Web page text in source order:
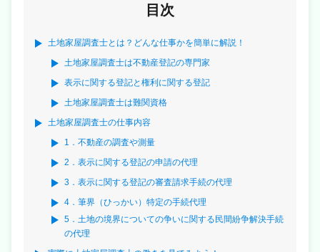
目次
土地家屋調査士とは？どんな仕事かを簡単に解説！
土地家屋調査士は不動産登記の専門家
表示に関する登記と権利に関する登記
土地家屋調査士は難関資格
土地家屋調査士の仕事内容
1．不動産の調査や測量
2．表示に関する登記の申請の代理
3．表示に関する登記の審査請求手続の代理
4．筆界（ひっかい）特定の手続代理
5．土地の境界についての争いに関する民間紛争解決手続
の代理